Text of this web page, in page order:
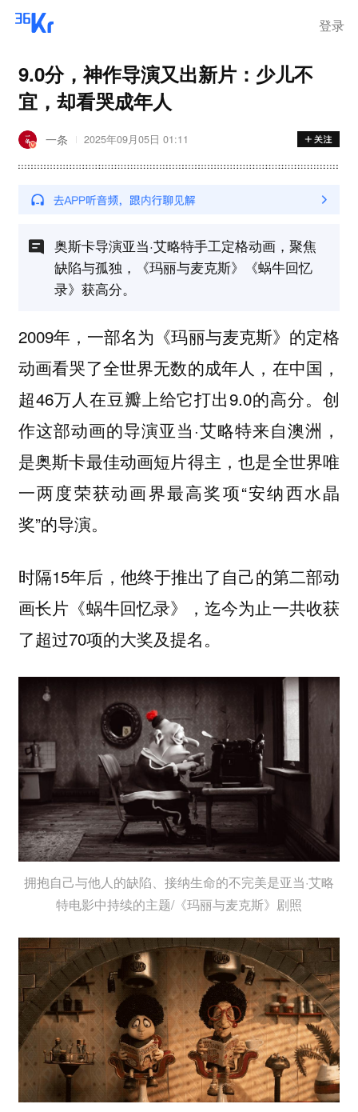
登录
9.0分，神作导演又出新片：少儿不
宜，却看哭成年人
一条 2025年09月05日 01:11
奥斯卡导演亚当·艾略特手工定格动画，聚焦
缺陷与孤独，《玛丽与麦克斯》《蜗牛回忆
录》获高分。
2009年，一部名为《玛丽与麦克斯》的定格
动画看哭了全世界无数的成年人，在中国，
超46万人在豆瓣上给它打出9.0的高分。创
作这部动画的导演亚当·艾略特来自澳洲，
是奥斯卡最佳动画短片得主，也是全世界唯
一两度荣获动画界最高奖项“安纳西水晶
奖”的导演。
时隔15年后，他终于推出了自己的第二部动
画长片《蜗牛回忆录》，迄今为止一共收获
了超过70项的大奖及提名。
拥抱自己与他人的缺陷、接纳生命的不完美是亚当·艾略
特电影中持续的主题/《玛丽与麦克斯》剧照